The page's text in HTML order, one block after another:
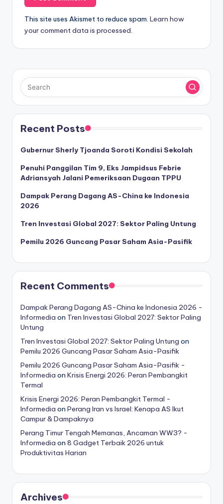
This site uses Akismet to reduce spam. Learn how
your comment data is processed.
Recent Posts
Gubernur Sherly Tjoanda Soroti Kondisi Sekolah
Penuhi Panggilan Tim 9, Eks Jampidsus Febrie
Adriansyah Jalani Pemeriksaan Dugaan TPPU
Dampak Perang Dagang AS-China ke Indonesia
2026
Tren Investasi Global 2027: Sektor Paling Untung
Pemilu 2026 Guncang Pasar Saham Asia-Pasifik
Recent Comments
Dampak Perang Dagang AS-China ke Indonesia 2026 -
Informedia on Tren Investasi Global 2027: Sektor Paling
Untung
Tren Investasi Global 2027: Sektor Paling Untung on
Pemilu 2026 Guncang Pasar Saham Asia-Pasifik
Pemilu 2026 Guncang Pasar Saham Asia-Pasifik -
Informedia on Krisis Energi 2026: Peran Pembangkit
Termal
Krisis Energi 2026: Peran Pembangkit Termal -
Informedia on Perang Iran vs Israel: Kenapa AS Ikut
Campur & Dampaknya
Perang Timur Tengah Memanas, Ancaman WW3? -
Informedia on 8 Gadget Terbaik 2026 untuk
Produktivitas Harian
Archives